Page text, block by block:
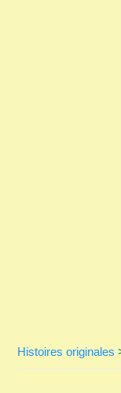
Histoires originales